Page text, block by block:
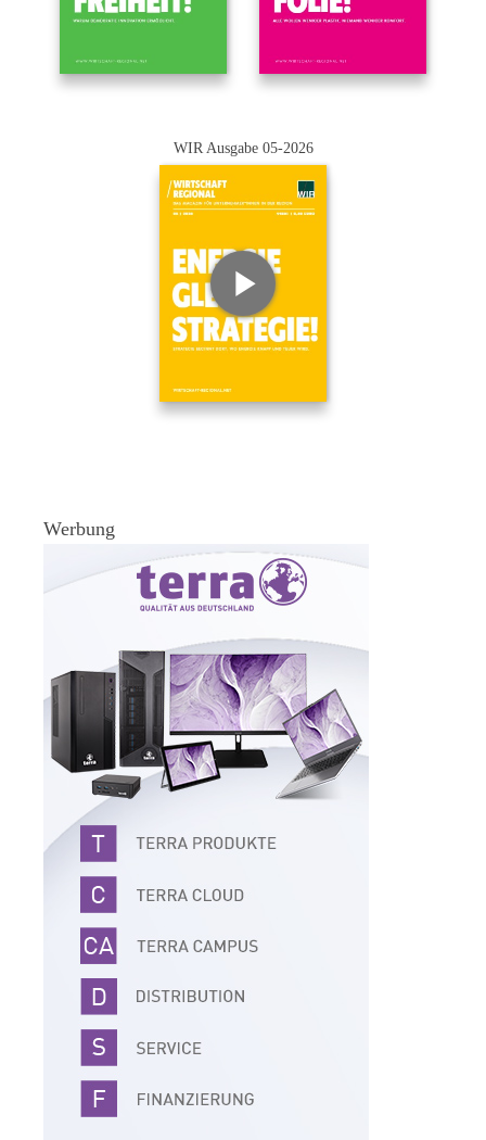
WIR Ausgabe 05-2026
Werbung